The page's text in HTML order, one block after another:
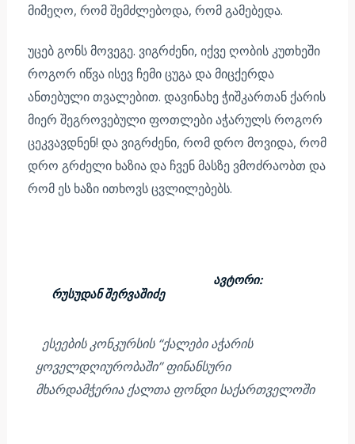
მიმეღო, რომ შემძლებოდა, რომ გამებედა.
უცებ გონს მოვეგე. ვიგრძენი, იქვე ღობის კუთხეში
როგორ იწვა ისევ ჩემი ცუგა და მიცქერდა
ანთებული თვალებით. დავინახე ჭიშკართან ქარის
მიერ შეგროვებული ფოთლები აჭარულს როგორ
ცეკვავდნენ! და ვიგრძენი, რომ დრო მოვიდა, რომ
დრო გრძელი ხაზია და ჩვენ მასზე ვმოძრაობთ და
რომ ეს ხაზი ითხოვს ცვლილებებს.
ავტორი:
რუსუდან შერვაშიძე
ესეების კონკურსის “ქალები აჭარის
ყოველდღიურობაში” ფინანსური
მხარდამჭერია ქალთა ფონდი საქართველოში